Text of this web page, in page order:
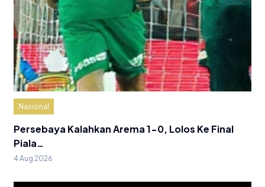
Nasional
Persebaya Kalahkan Arema 1-0, Lolos Ke Final
Piala…
4 Aug 2026